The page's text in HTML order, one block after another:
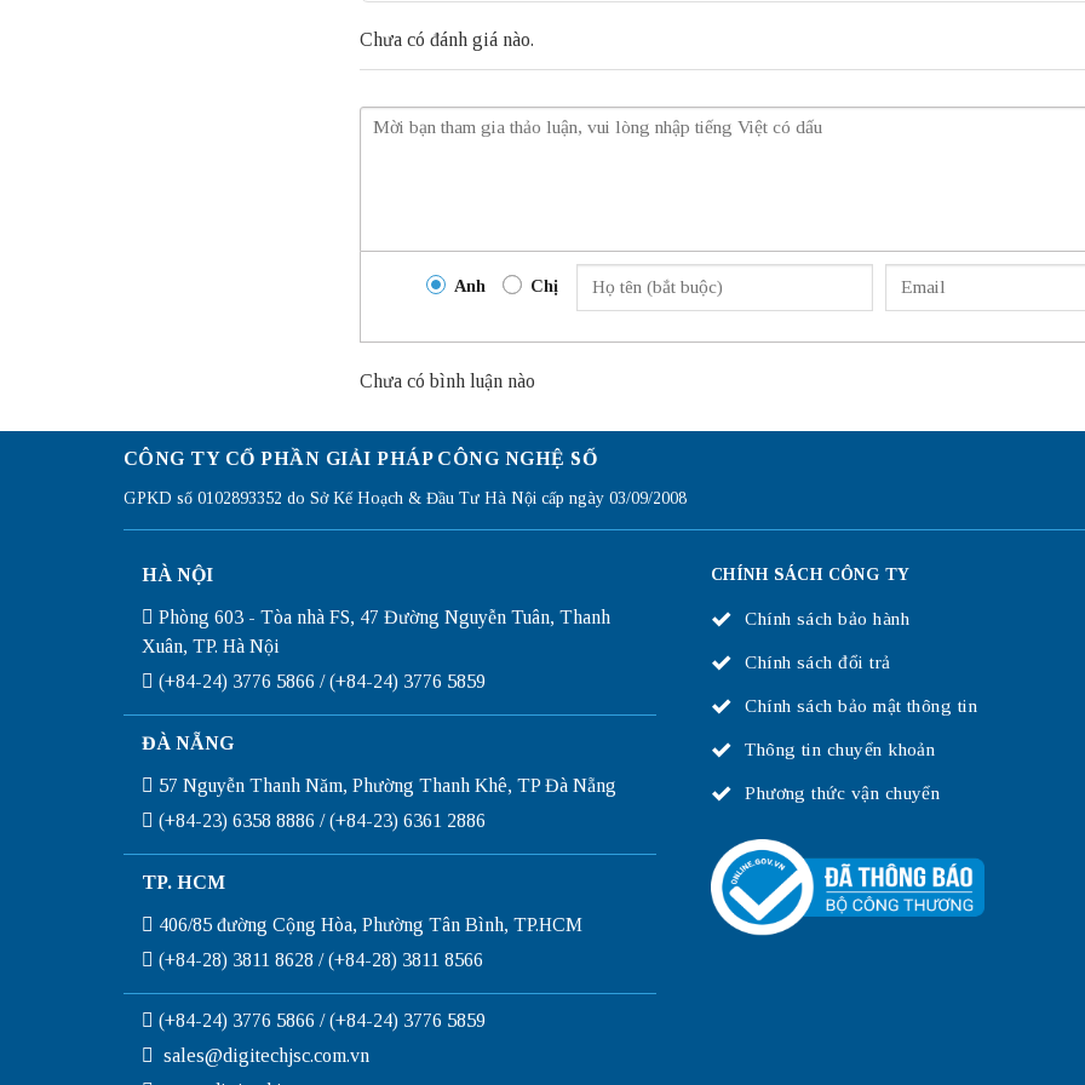
Chưa có đánh giá nào.
Anh Chị
Chưa có bình luận nào
CÔNG TY CỔ PHẦN GIẢI PHÁP CÔNG NGHỆ SỐ
GPKD số 0102893352 do Sở Kế Hoạch & Đầu Tư Hà Nội cấp ngày 03/09/2008
HÀ NỘI
Phòng 603 - Tòa nhà FS, 47 Đường Nguyễn Tuân, Thanh
Xuân, TP. Hà Nội
(+84-24) 3776 5866 / (+84-24) 3776 5859
ĐÀ NẴNG
57 Nguyễn Thanh Năm, Phường Thanh Khê, TP Đà Nẵng
(+84-23) 6358 8886 / (+84-23) 6361 2886
TP. HCM
406/85 đường Cộng Hòa, Phường Tân Bình, TP.HCM
(+84-28) 3811 8628 / (+84-28) 3811 8566
(+84-24) 3776 5866 / (+84-24) 3776 5859
sales@digitechjsc.com.vn
CHÍNH SÁCH CÔNG TY
Chính sách bảo hành
Chính sách đổi trả
Chính sách bảo mật thông tin
Thông tin chuyển khoản
Phương thức vận chuyển